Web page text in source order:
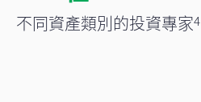
不同資產類別的投資專家4